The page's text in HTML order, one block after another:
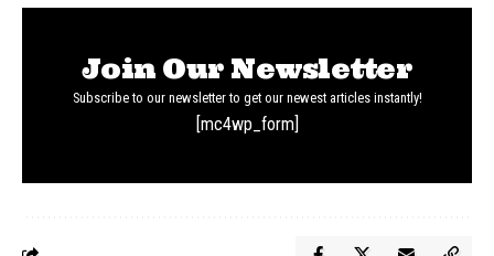
Join Our Newsletter
Subscribe to our newsletter to get our newest articles instantly!
[mc4wp_form]